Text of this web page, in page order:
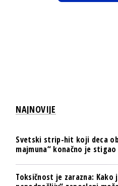
NAJNOVIJE
Svetski strip-hit koji deca
majmuna“ konačno je
Toksičnost je zarazna: